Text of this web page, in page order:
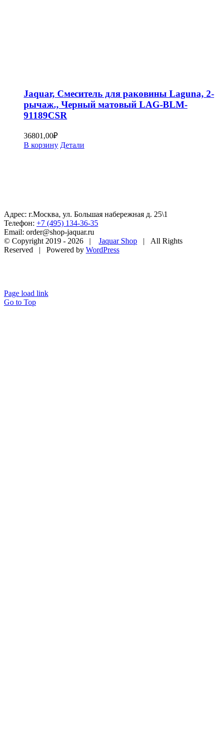
Jaquar, Смеситель для раковины Laguna, 2-
рычаж., Черный матовый LAG-BLM-
91189CSR
36801,00₽
В корзину Детали
Адрес: г.Москва, ул. Большая набережная д. 25\1
Телефон: +7 (495) 134-36-35
Email: order@shop-jaquar.ru
© Copyright 2019 - 2026 | Jaquar Shop | All Rights
Reserved | Powered by WordPress
Page load link
Go to Top